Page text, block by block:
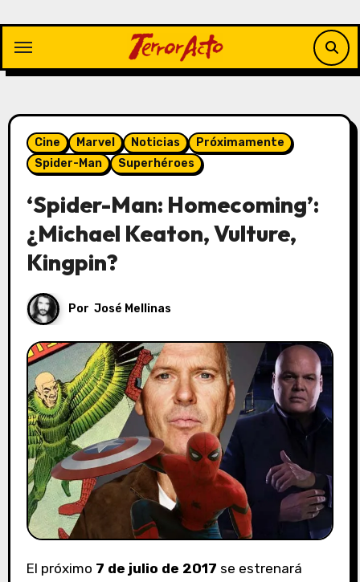
contenido
Cine Marvel Noticias
Próximamente
Spider-Man
Superhéroes
‘Spider-Man: Homecoming’:
¿Michael Keaton, Vulture,
Kingpin?
Por José Mellinas
El próximo 7 de julio de 2017 se estrenará